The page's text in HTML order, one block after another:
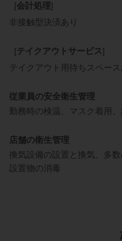
[会計処理]
非接触型決済あり
[テイクアウトサービス]
テイクアウト用待ちスペース
従業員の安全衛生管理
勤務時の検温
マスク着用
店舗の衛生管理
換気設備の設置と換気
多
設置物の消毒